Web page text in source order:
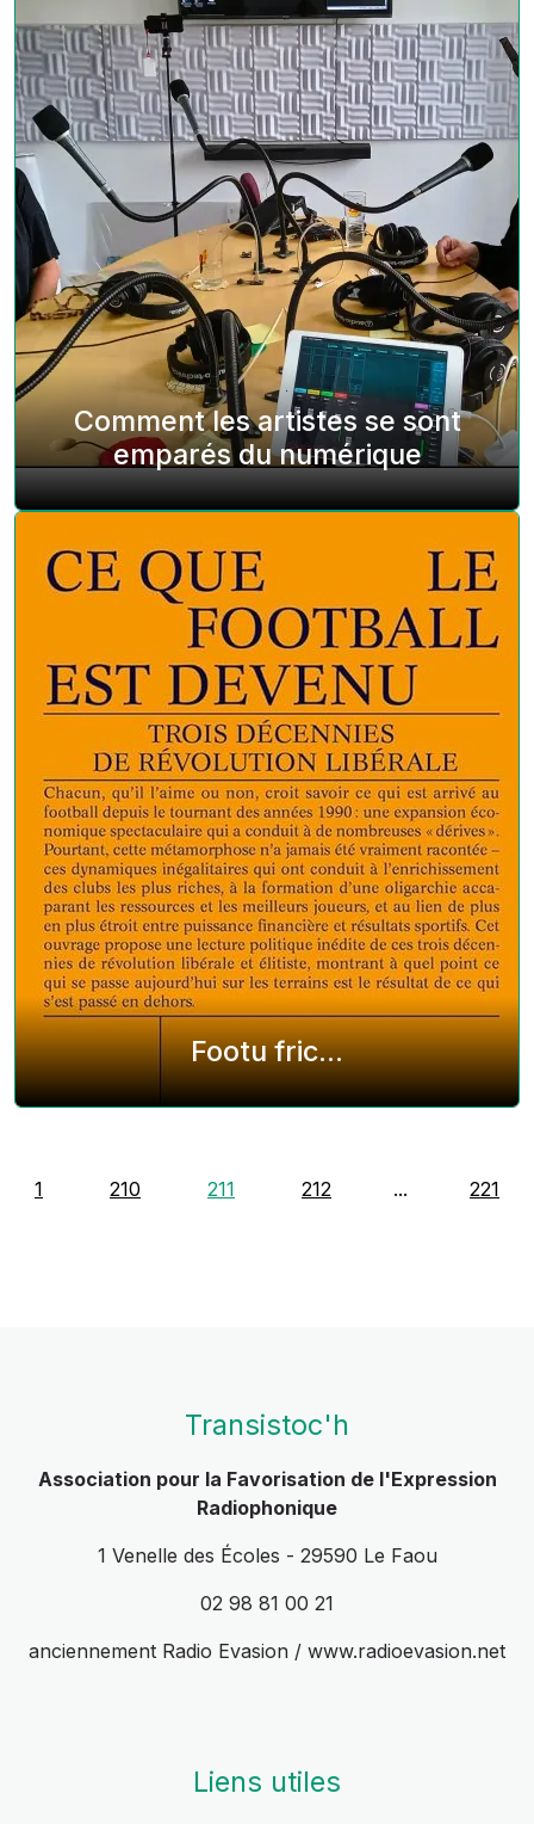
Comment les artistes se sont
emparés du numérique
Footu fric...
1 210 211 212 ... 221
Transistoc'h
Association pour la Favorisation de l'Expression
Radiophonique
1 Venelle des Écoles - 29590 Le Faou
02 98 81 00 21
anciennement Radio Evasion / www.radioevasion.net
Liens utiles